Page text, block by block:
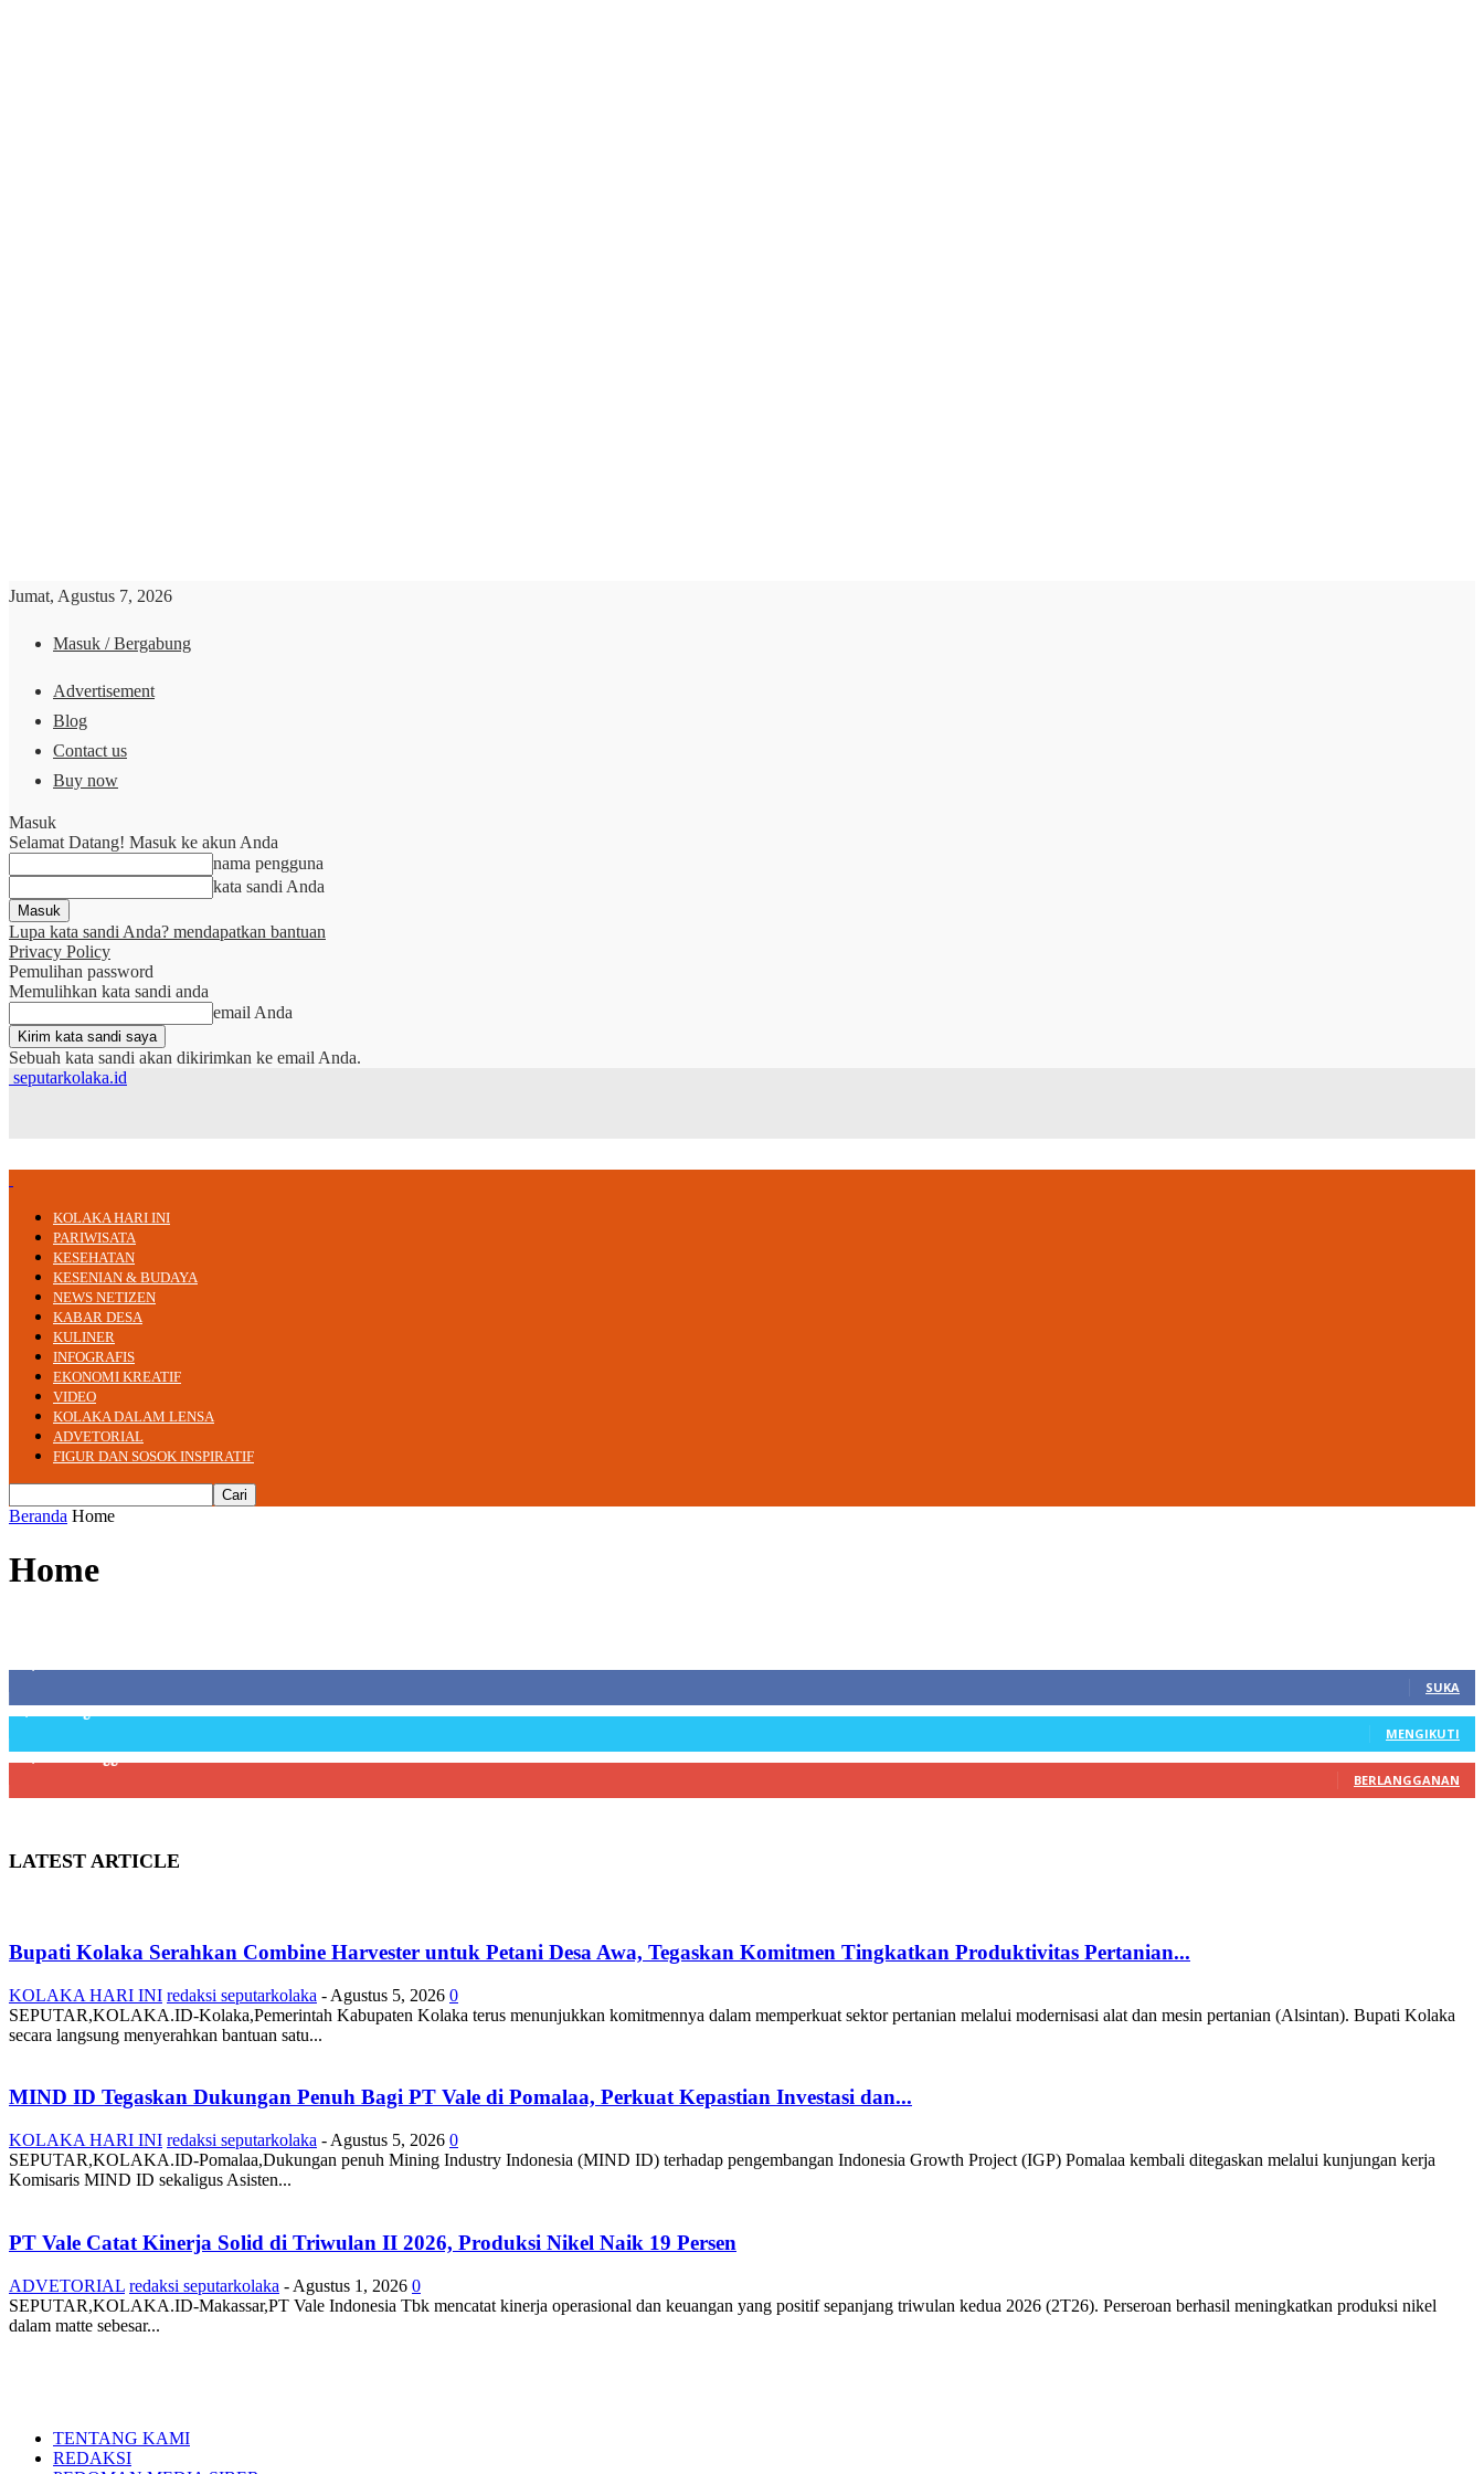
Jumat, Agustus 7, 2026
Masuk / Bergabung
Advertisement
Blog
Contact us
Buy now
Masuk
Selamat Datang! Masuk ke akun Anda
nama pengguna
kata sandi Anda
Lupa kata sandi Anda? mendapatkan bantuan
Privacy Policy
Pemulihan password
Memulihkan kata sandi anda
email Anda
Sebuah kata sandi akan dikirimkan ke email Anda.
seputarkolaka.id
KOLAKA HARI INI
PARIWISATA
KESEHATAN
KESENIAN & BUDAYA
NEWS NETIZEN
KABAR DESA
KULINER
INFOGRAFIS
EKONOMI KREATIF
VIDEO
KOLAKA DALAM LENSA
ADVETORIAL
FIGUR DAN SOSOK INSPIRATIF
Beranda Home
Home
SUKA
MENGIKUTI
BERLANGGANAN
LATEST ARTICLE
Bupati Kolaka Serahkan Combine Harvester untuk Petani Desa Awa, Tegaskan Komitmen Tingkatkan Produktivitas Pertanian...
KOLAKA HARI INI redaksi seputarkolaka - Agustus 5, 2026 0
SEPUTAR,KOLAKA.ID-Kolaka,Pemerintah Kabupaten Kolaka terus menunjukkan komitmennya dalam memperkuat sektor pertanian melalui modernisasi alat dan mesin pertanian (Alsintan). Bupati Kolaka
secara langsung menyerahkan bantuan satu...
MIND ID Tegaskan Dukungan Penuh Bagi PT Vale di Pomalaa, Perkuat Kepastian Investasi dan...
KOLAKA HARI INI redaksi seputarkolaka - Agustus 5, 2026 0
SEPUTAR,KOLAKA.ID-Pomalaa,Dukungan penuh Mining Industry Indonesia (MIND ID) terhadap pengembangan Indonesia Growth Project (IGP) Pomalaa kembali ditegaskan melalui kunjungan kerja
Komisaris MIND ID sekaligus Asisten...
PT Vale Catat Kinerja Solid di Triwulan II 2026, Produksi Nikel Naik 19 Persen
ADVETORIAL redaksi seputarkolaka - Agustus 1, 2026 0
SEPUTAR,KOLAKA.ID-Makassar,PT Vale Indonesia Tbk mencatat kinerja operasional dan keuangan yang positif sepanjang triwulan kedua 2026 (2T26). Perseroan berhasil meningkatkan produksi nikel
dalam matte sebesar...
TENTANG KAMI
REDAKSI